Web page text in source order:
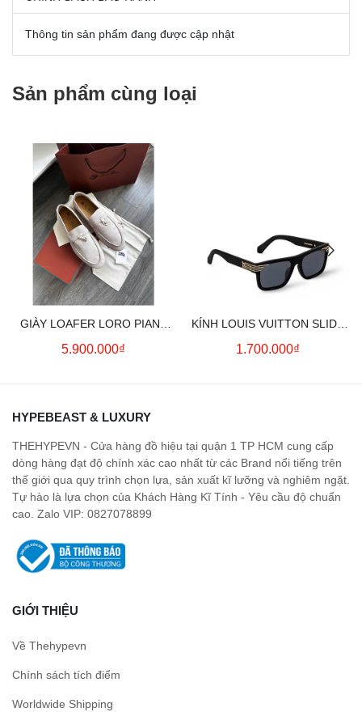
Thông tin sản phẩm đang được cập nhật
Sản phẩm cùng loại
GIÀY LOAFER LORO PIANA
SUMMER CHARMS (CREAM)
5.900.000₫
KÍNH LOUIS VUITTON SLIDE
SQUARE SUNGLASSES
1.700.000₫
HYPEBEAST & LUXURY
THEHYPEVN - Cửa hàng đồ hiệu tại quận 1 TP HCM cung cấp
dòng hàng đạt độ chính xác cao nhất từ các Brand nổi tiếng trên
thế giới qua quy trình chọn lựa, sản xuất kĩ lưỡng và nghiêm ngặt.
Tự hào là lựa chọn của Khách Hàng Kĩ Tính - Yêu cầu độ chuẩn
cao. Zalo VIP: 0827078899
GIỚI THIỆU
Về Thehypevn
Chính sách tích điểm
Worldwide Shipping